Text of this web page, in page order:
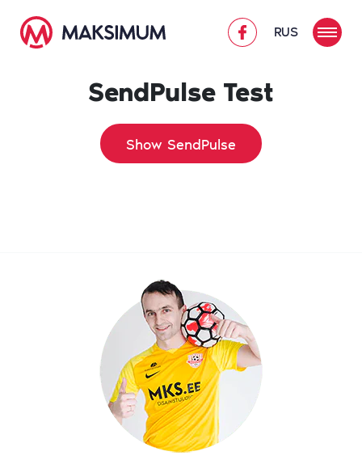
RUS
SendPulse Test
Show SendPulse